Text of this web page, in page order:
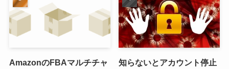
AmazonのFBAマルチチャ
知らないとアカウント停止